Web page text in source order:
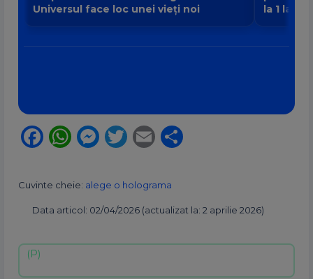
Universul face loc unei vieți noi
la 1 la 9
Facebook
WhatsApp
Messenger
Twitter
Email
Cuvinte cheie: alege o holograma
Data articol: 02/04/2026 (actualizat la: 2 aprilie 2026)